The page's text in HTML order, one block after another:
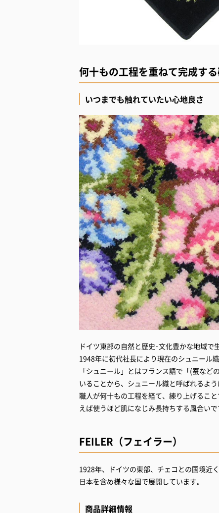
何十もの工程を重ねて完成す
いつまでも触れていたい心地良さ
ドイツ東部の自然と歴史･文化豊かな地域で
1948年に初代社長により現在のシュニール
「シュニール」とはフランス語で「(蚕な
いることから、シュニール織と呼ばれるよう
職人が何十もの工程を経て、練り上げるこ
えば使うほど肌になじみ長持ちする風合いで
FEILER（フェイラー）
1928年、ドイツの東部、チェコとの国境近
日本を含め様々な国で展開しています。
商品詳細情報